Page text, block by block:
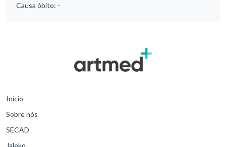
Causa óbito: -
Início
Sobre nós
SECAD
Jaleko